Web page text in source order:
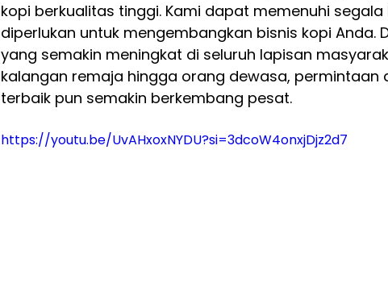
kopi berkualitas tinggi. Kami dapat memenuhi
diperlukan untuk mengembangkan bisnis kopi Anda.
yang semakin meningkat di seluruh lapisan
kalangan remaja hingga orang dewasa, permintaan
terbaik pun semakin berkembang pesat.
https://youtu.be/UvAHxoxNYDU?si=3dcoW4onxjDjz2d7